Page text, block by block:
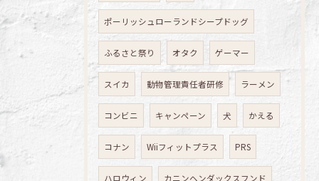
ポーリッシュローランドシープドッグ
ふるさと祭り オタク ゲーマー
スイカ 動物管理責任者研修 ラーメン
コンビニ キャンペーン 犬 かえる
コナン Wiiフィットプラス PRS
ハロウィン カニンヘンダックスフンド